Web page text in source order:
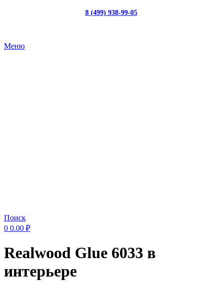
8 (499) 938-99-05
Меню
Поиск
0 0.00 ₽
Realwood Glue 6033 в
интерьере